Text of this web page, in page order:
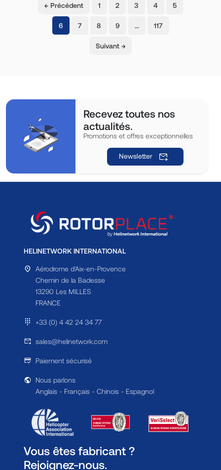
← Précédent 1 2 3 4 5
6(current)
7 8 9 … 117
Suivant →
Recevez toutes nos
actualités.
Promotions et offres exceptionnelles
Newsletter
HELINETWORK INTERNATIONAL
Aérodrome d'Aix-en-Provence
Chemin de la Badesse
13290 Les MILLES
FRANCE
+33 (0) 4 42 24 34 77
sales@helinetwork.com
Paiement sécurisé
Nous parlons
Anglais - Français - Chinois - Espagnol
Vous êtes fabricant ?
Rejoignez-nous.